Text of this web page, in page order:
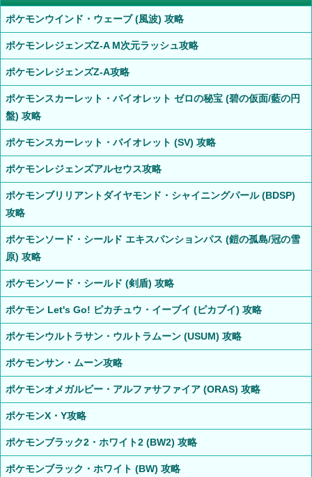
ポケモンウインド・ウェーブ (風波) 攻略
ポケモンレジェンズZ-A M次元ラッシュ攻略
ポケモンレジェンズZ-A攻略
ポケモンスカーレット・バイオレット ゼロの秘宝 (碧の仮面/藍の円
盤) 攻略
ポケモンスカーレット・バイオレット (SV) 攻略
ポケモンレジェンズアルセウス攻略
ポケモンブリリアントダイヤモンド・シャイニングパール (BDSP)
攻略
ポケモンソード・シールド エキスパンションパス (鎧の孤島/冠の雪
原) 攻略
ポケモンソード・シールド (剣盾) 攻略
ポケモン Let's Go! ピカチュウ・イーブイ (ピカブイ) 攻略
ポケモンウルトラサン・ウルトラムーン (USUM) 攻略
ポケモンサン・ムーン攻略
ポケモンオメガルビー・アルファサファイア (ORAS) 攻略
ポケモンX・Y攻略
ポケモンブラック2・ホワイト2 (BW2) 攻略
ポケモンブラック・ホワイト (BW) 攻略